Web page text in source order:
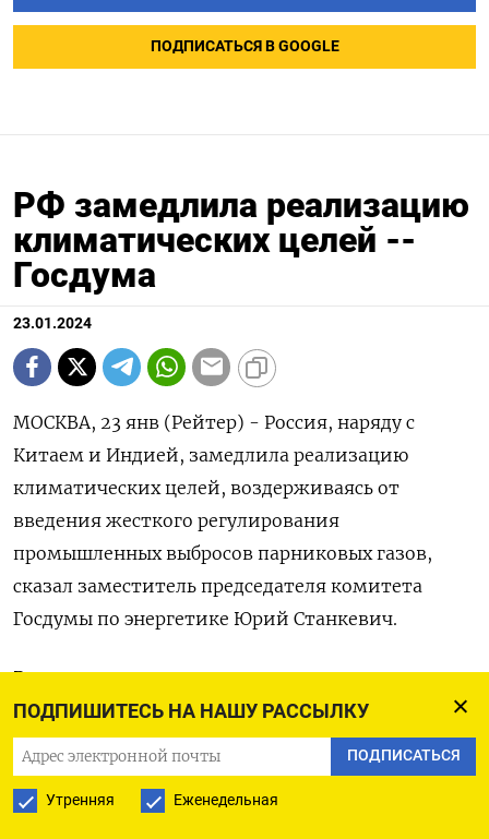
ПОДПИШИТЕСЬ НА НАШУ РАССЫЛКУ
ПОДПИСАТЬСЯ
Утренняя Еженедельная
ПОДПИСАТЬСЯ В GOOGLE
РФ замедлила реализацию
климатических целей --
Госдума
23.01.2024
МОСКВА, 23 янв (Рейтер) - Россия, наряду с
Китаем и Индией, замедлила реализацию
климатических целей, воздерживаясь от
введения жесткого регулирования
промышленных выбросов парниковых газов,
сказал заместитель председателя комитета
Госдумы по энергетике Юрий Станкевич.
Россия, чья эмиссия парниковых газов в 2022
году составила 2,2 миллиарда тонн СО2-
эквивалента, планирует стать углеродно-
нейтральной к 2060 году. Промежуточная цель
Москвы - сократить выбросы парниковых газов